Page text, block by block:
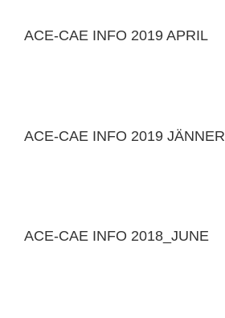
ACE-CAE INFO 2019 APRIL
ACE-CAE INFO 2019 JÄNNER
ACE-CAE INFO 2018_JUNE